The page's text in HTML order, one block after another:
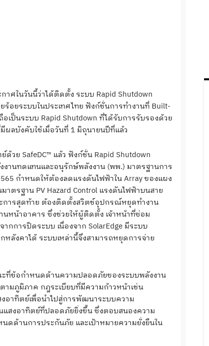
าศในวันนี้ว่าได้ติดตั้ง ระบบ Rapid Shutdown
อยระบบในประเทศไทย ฟังก์ชั่นการทำงานที่ Built-
เป็นระบบ Rapid Shutdown ที่ได้รับการรับรองด้วย
ผลบังคับใช้เมื่อวันที่ 1 มิถุนายนปีที่แล้ว
ย SafeDC™ แล้ว ฟังก์ชั่น Rapid Shutdown
านทดแทนและอนุรักษ์พลังงาน (พพ.) มาตรฐานการ
กำหนดให้ต้องลดแรงดันไฟฟ้าใน Array ของแผง
ตรฐาน PV Hazard Control แรงดันไฟฟ้าบนสาย
ะการสุดท้าย ต้องติดตั้งสวิตช์อุปกรณ์หยุดทำงาน
นหน้าอาคาร ซึ่งช่วยให้ผู้ติดตั้ง เจ้าหน้าที่ซ่อม
กการปิดระบบ เนื่องจาก SolarEdge มีระบบ
ลังคาได้ ระบบเหล่านี้จึงสามารถหยุดการจ่าย
ะที่ข้อกำหนดด้านความปลอดภัยของระบบพลังงาน
มภูมิภาค กฎระเบียบที่มีความก้าวหน้าเช่น
อาทิตย์เพื่อนำไปสู่การพัฒนาระบบความ
แสงอาทิตย์ที่ปลอดภัยยิ่งขึ้น ซึ่งตอบสนองความ
ดด้านการประกันภัย และเป้าหมายความยั่งยืนใน